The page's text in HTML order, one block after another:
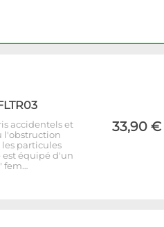
accidentels et
l'obstruction
particules
est équipé d'un
33,90 €